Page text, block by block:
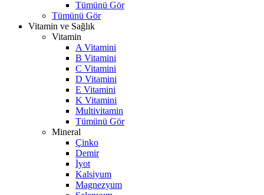
Tümünü Gör
Tümünü Gör
Vitamin ve Sağlık
Vitamin
A Vitamini
B Vitamini
C Vitamini
D Vitamini
E Vitamini
K Vitamini
Multivitamin
Tümünü Gör
Mineral
Çinko
Demir
İyot
Kalsiyum
Magnezyum